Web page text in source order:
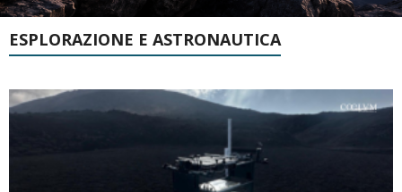
ESPLORAZIONE E ASTRONAUTICA